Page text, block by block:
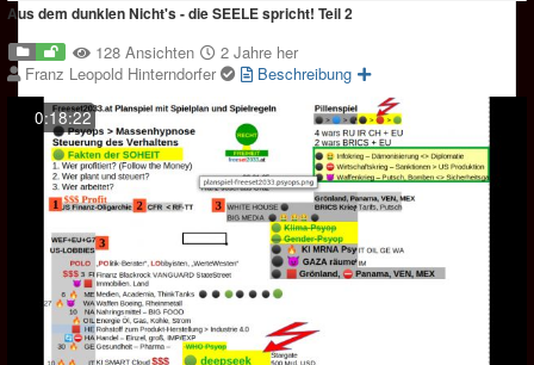
Aus dem dunklen Nicht's - die SEELE spricht! Teil 2
128 Ansichten
2 Jahre her
Franz Leopold Hinterndorfer
Beschreibung
0:18:22